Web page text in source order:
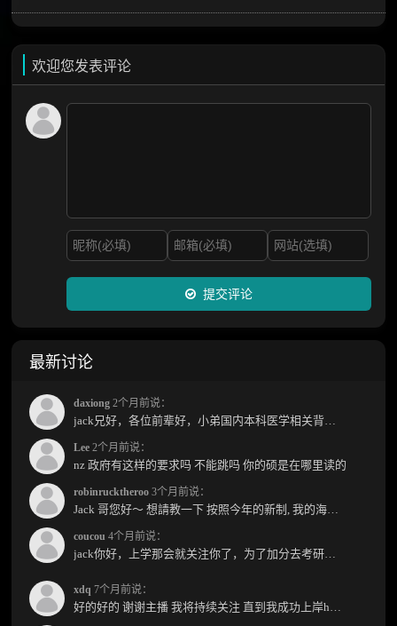
欢迎您发表评论
提交评论
最新讨论
daxiong 2个月前说：
Lee 2个月前说：
nz 政府有这样的要求吗 不能跳吗 你的硕是在哪里读的
robinrucktheroo 3个月前说：
coucou 4个月前说：
xdq 7个月前说：